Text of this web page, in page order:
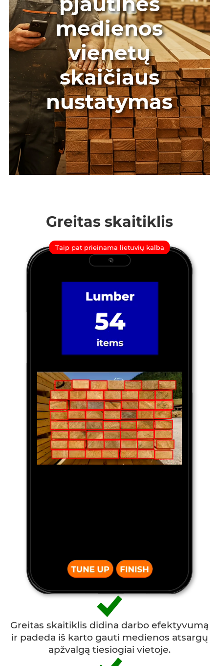
medienos
vienetų
skaičiaus
nustatymas
Greitas skaitiklis
Taip pat prieinama lietuvių kalba
Greitas skaitiklis didina darbo efektyvumą
ir padeda iš karto gauti medienos atsargų
apžvalgą tiesiogiai vietoje.